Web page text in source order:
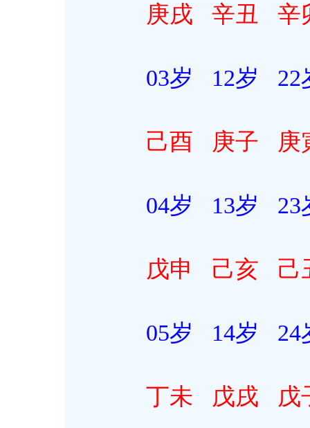
庚戌 辛丑 辛
03岁 12岁 22岁
己酉 庚子 庚
04岁 13岁 23岁
戊申 己亥 己
05岁 14岁 24岁
丁未 戊戌 戊